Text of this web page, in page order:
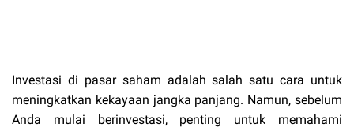
Investasi di pasar saham adalah salah satu cara untuk
meningkatkan kekayaan jangka panjang. Namun, sebelum
Anda mulai berinvestasi, penting untuk memahami